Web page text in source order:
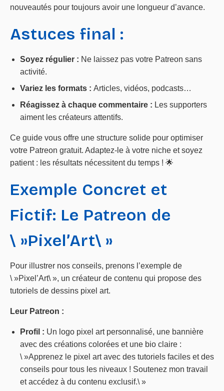
nouveautés pour toujours avoir une longueur d’avance.
Astuces final :
Soyez régulier : Ne laissez pas votre Patreon sans
activité.
Variez les formats : Articles, vidéos, podcasts…
Réagissez à chaque commentaire : Les supporters
aiment les créateurs attentifs.
Ce guide vous offre une structure solide pour optimiser
votre Patreon gratuit. Adaptez-le à votre niche et soyez
patient : les résultats nécessitent du temps ! 🌟
Exemple Concret et
Fictif: Le Patreon de
\ »Pixel’Art\ »
Pour illustrer nos conseils, prenons l’exemple de
\ »Pixel’Art\ », un créateur de contenu qui propose des
tutoriels de dessins pixel art.
Leur Patreon :
Profil : Un logo pixel art personnalisé, une bannière
avec des créations colorées et une bio claire :
\ »Apprenez le pixel art avec des tutoriels faciles et des
conseils pour tous les niveaux ! Soutenez mon travail
et accédez à du contenu exclusif.\ »